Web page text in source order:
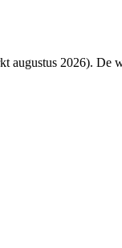
augustus 2026).